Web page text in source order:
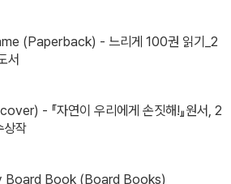
(Paperback) - 느리게 100권 읽기_2
서
- 『자연이 우리에게 손짓해!』원서, 2
상작
Board Book (Board Books)